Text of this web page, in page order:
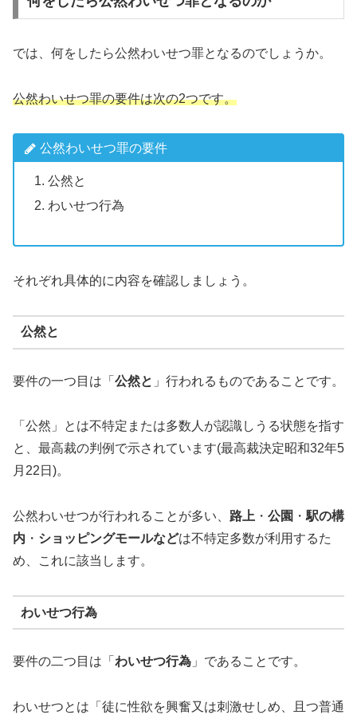
では、何をしたら公然わいせつ罪となるのでしょうか。
公然わいせつ罪の要件は次の2つです。
公然わいせつ罪の要件
公然と
わいせつ行為
それぞれ具体的に内容を確認しましょう。
公然と
要件の一つ目は「 公然と 」行われるものであることです。
「公然」とは不特定または多数人が認識しうる状態を指す
と、最高裁の判例で示されています(最高裁決定昭和32年5
月22日)。
公然わいせつが行われることが多い、 路上 ・ 公園 ・ 駅の構
内 ・ ショッピングモールなどは不特定多数が利用するた
め、これに該当します。
わいせつ行為
要件の二つ目は「 わいせつ行為 」であることです。
わいせつとは「徒に性欲を興奮又は刺激せしめ、且つ普通